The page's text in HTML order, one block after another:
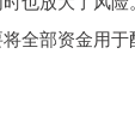
全部资金用